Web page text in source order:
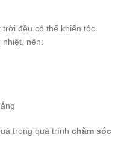
trời đều có thể khiến tóc
nhiệt, nên:
trong quá trình chăm sóc